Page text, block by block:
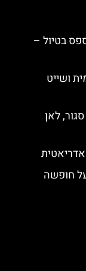
בטיול –
ושייט
לאן
חופשה